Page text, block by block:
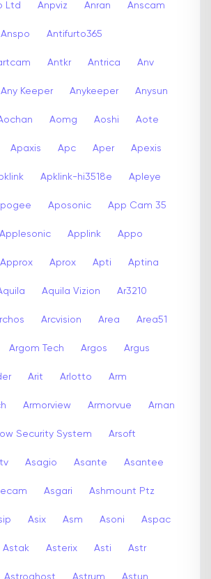
Ltd Anpviz Anran Anscam
Anspo Antifurto365
Antkr Antrica Anv
Any Keeper Anykeeper Anysun
Aomg Aoshi Aote
Apaxis Apc Aper Apexis
Apklink-hi3518e Apleye
Aposonic App Cam 35
Applesonic Applink Appo
Approx Aprox Apti Aptina
Aquila Vizion Ar3210
Arcvision Area Area51
Argom Tech Argos Argus
Arit Arlotto Arm
Armorview Armorvue Arnan
Security System Arsoft
Asagio Asante Asantee
Asgari Ashmount Ptz
Asix Asm Asoni Aspac
Astak Asterix Asti Astr
Astroghost Astrum Astun